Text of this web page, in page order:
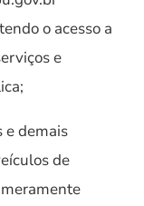
o acesso a
e
e demais
de